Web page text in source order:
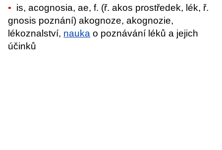
is, acognosia, ae, f. (ř. akos prostředek, lék, ř.
gnosis poznání) akognoze, akognozie,
lékoznalství, nauka o poznávání léků a jejich
účinků